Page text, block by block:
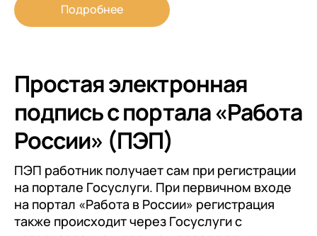
Подробнее
Простая электронная
подпись с портала «Работа
России» (ПЭП)
ПЭП работник получает сам при регистрации
на портале Госуслуги. При первичном входе
на портал «Работа в России» регистрация
также происходит через Госуслуги с